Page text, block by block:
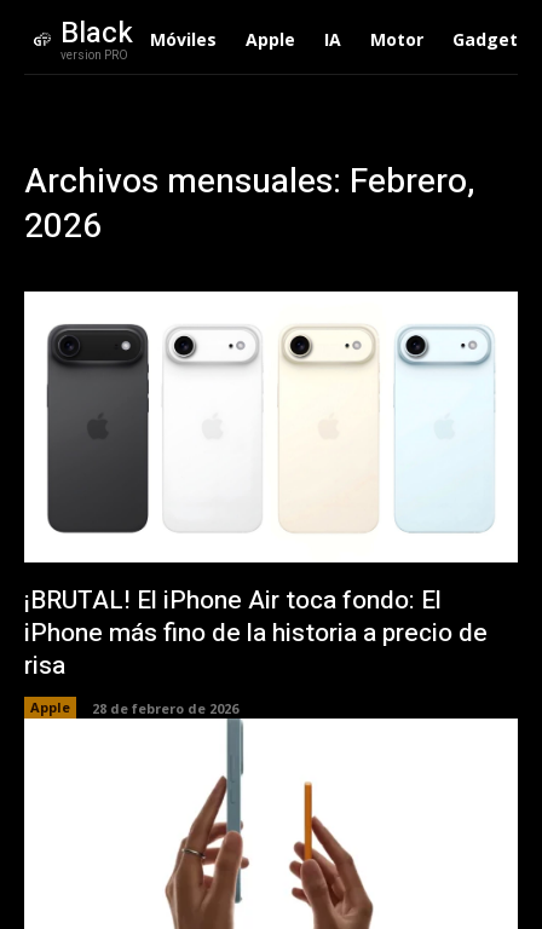
Black
version PRO
Móviles Apple IA Motor Gadgets
Archivos mensuales: Febrero,
2026
¡BRUTAL! El iPhone Air toca fondo: El
iPhone más fino de la historia a precio de
risa
Apple 28 de febrero de 2026